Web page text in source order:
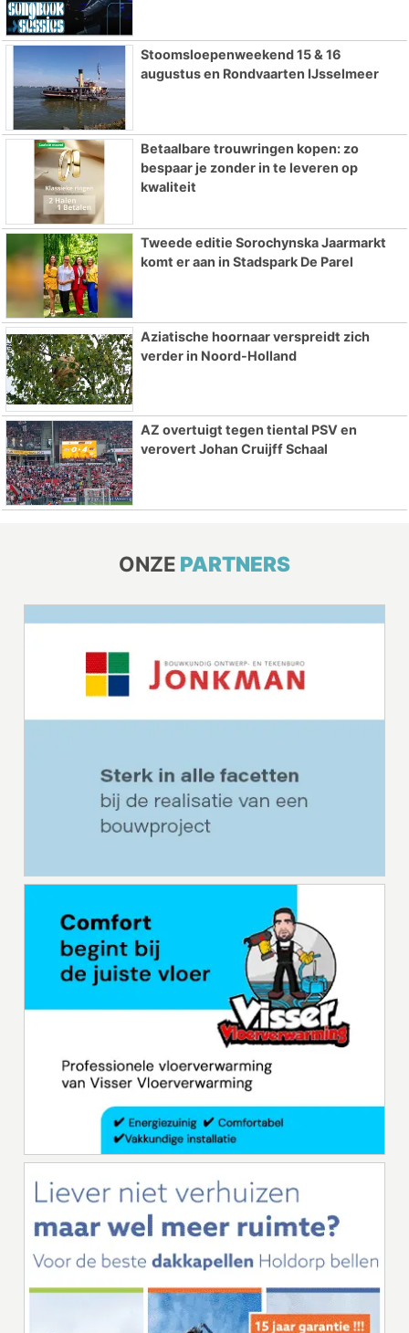
Stoomsloepenweekend 15 & 16
augustus en Rondvaarten IJsselmeer
Betaalbare trouwringen kopen: zo
bespaar je zonder in te leveren op
kwaliteit
Tweede editie Sorochynska Jaarmarkt
komt er aan in Stadspark De Parel
Aziatische hoornaar verspreidt zich
verder in Noord-Holland
AZ overtuigt tegen tiental PSV en
verovert Johan Cruijff Schaal
ONZE PARTNERS